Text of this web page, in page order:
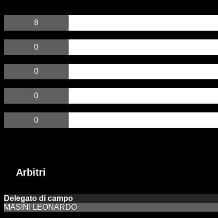
8
0
0
0
0
Arbitri
Delegato di campo
MASINI LEONARDO